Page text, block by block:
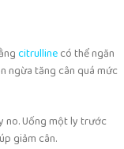
citrullinecó thể ngăn
ngừa tăng cân quá mức
no. Uống một ly trước
giảm cân.